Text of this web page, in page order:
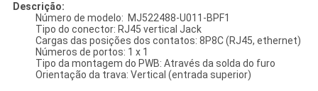
Descrição:
Número de modelo: MJ522488-U011-BPF1
Tipo do conector: RJ45 vertical Jack
Cargas das posições dos contatos: 8P8C (RJ45, ethernet)
Números de portos: 1 x 1
Tipo da montagem do PWB: Através da solda do furo
Orientação da trava: Vertical (entrada superior)